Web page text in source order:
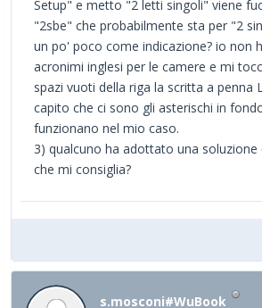
Setup" e metto "2 letti singoli" viene
"2sbe" che probabilmente sta per "2
un po' poco come indicazione? io non
acronimi inglesi per le camere e mi
spazi vuoti della riga la scritta a penna
capito che ci sono gli asterischi in
funzionano nel mio caso.
3) qualcuno ha adottato una soluzione
che mi consiglia?
s.mosconi#WuBook